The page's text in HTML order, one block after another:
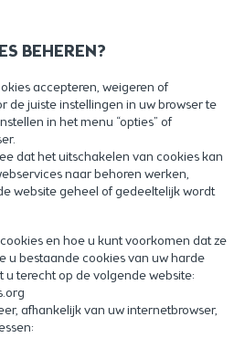
BEHEREN?
accepteren, weigeren of
de juiste instellingen in uw browser te
in het menu “opties” of
dat het uitschakelen van cookies kan
naar behoren werken,
website geheel of gedeeltelijk wordt
en hoe u kunt voorkomen dat ze
u bestaande cookies van uw harde
u terecht op de volgende website:
afhankelijk van uw internetbrowser,